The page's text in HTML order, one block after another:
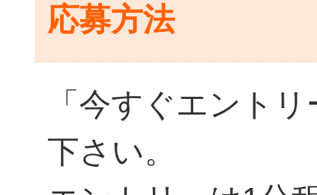
応募方法
「今すぐエント
下さい。